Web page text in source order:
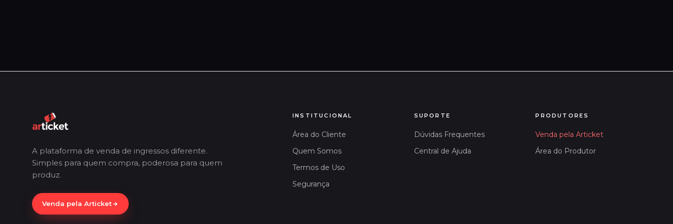
A plataforma de venda de ingressos diferente.
Simples para quem compra, poderosa para quem
produz.
Venda pela Articket
INSTITUCIONAL
Área do Cliente
Quem Somos
Termos de Uso
Segurança
SUPORTE
Dúvidas Frequentes
Central de Ajuda
PRODUTORES
Venda pela Articket
Área do Produtor